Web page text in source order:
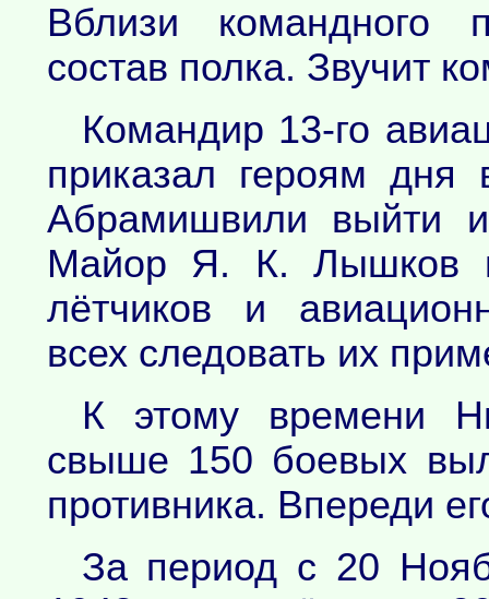
Вблизи командного
состав полка. Звучит
Командир 13-го
приказал героям
Абрамишвили выйти
Майор Я. К. Лышков
лётчиков и
всех следовать их
К этому времени
свыше 150 боевых
противника. Впереди
За период с 20